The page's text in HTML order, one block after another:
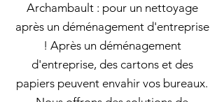
Archambault : pour un nettoyage
après un déménagement d'entreprise
! Après un déménagement
d'entreprise, des cartons et des
papiers peuvent envahir vos bureaux.